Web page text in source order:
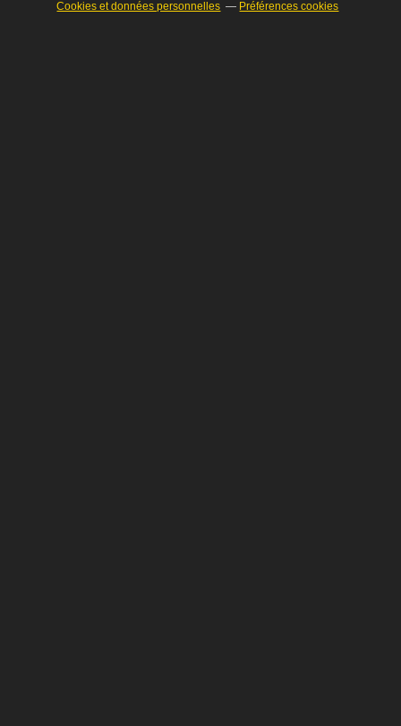
Cookies et données personnelles Préférences cookies